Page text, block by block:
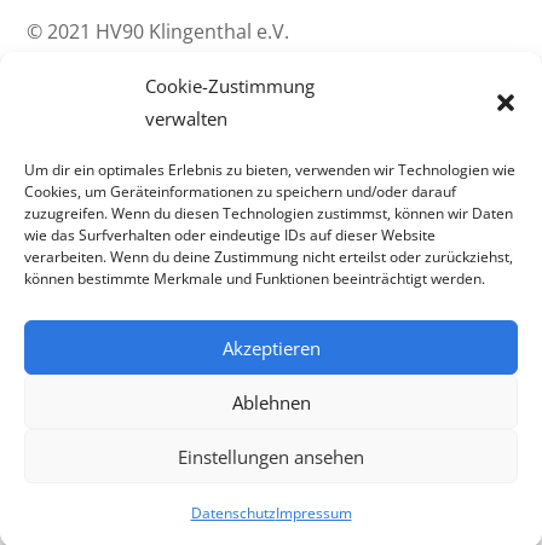
Cookie-Zustimmung
verwalten
Um dir ein optimales Erlebnis zu bieten, verwenden wir Technologien wie
Cookies, um Geräteinformationen zu speichern und/oder darauf
zuzugreifen. Wenn du diesen Technologien zustimmst, können wir Daten
wie das Surfverhalten oder eindeutige IDs auf dieser Website
verarbeiten. Wenn du deine Zustimmung nicht erteilst oder zurückziehst,
können bestimmte Merkmale und Funktionen beeinträchtigt werden.
Akzeptieren
Ablehnen
Einstellungen ansehen
DatenschutzImpressum
© 2021 HV90 Klingenthal e.V.
HV90 Klingenthal
Gösselberg 41
08248 Klingenthal
0151 52417774
info@hv90-klingenthal.de
Design & Entwicklung